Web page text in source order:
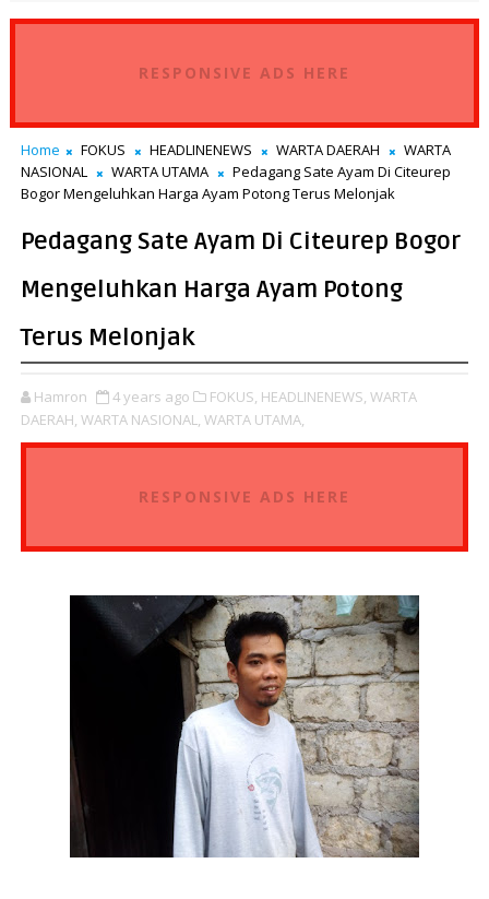
RESPONSIVE ADS HERE
Home FOKUS HEADLINENEWS WARTA DAERAH
WARTA
NASIONAL
WARTA UTAMA
Pedagang Sate Ayam Di Citeurep
Bogor Mengeluhkan Harga Ayam Potong Terus Melonjak
Pedagang Sate Ayam Di Citeurep Bogor
Mengeluhkan Harga Ayam Potong
Terus Melonjak
Hamron 4 years ago FOKUS, HEADLINENEWS, WARTA
DAERAH, WARTA NASIONAL, WARTA UTAMA,
RESPONSIVE ADS HERE